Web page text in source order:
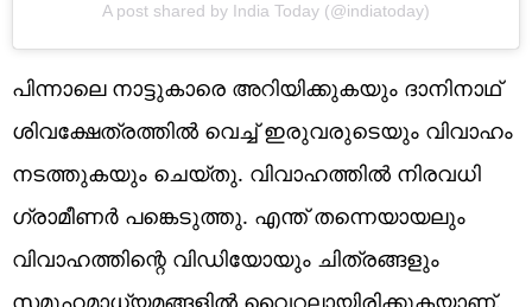
A post shared by India Today (@indiatoday)
പിന്നാലെ നാട്ടുകാരെ അറിയിക്കുകയും ദാനിനാഥ്
ശിവക്ഷേത്രത്തിൽ വെച്ച് ഇരുവരുടെയും വിവാഹം
നടത്തുകയും ചെയ്തു. വിവാഹത്തിൽ നിരവധി
ഗ്രാമീണർ പങ്കെടുത്തു. എന്ത് തന്നെയായലും
വിവാഹത്തിന്റെ വിഡിയോയും ചിത്രങ്ങളും